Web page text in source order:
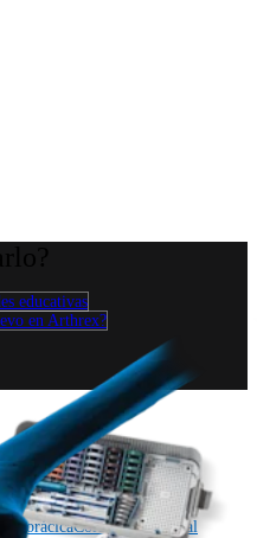
educativas
en Arthrex?
y
Columna vertebral